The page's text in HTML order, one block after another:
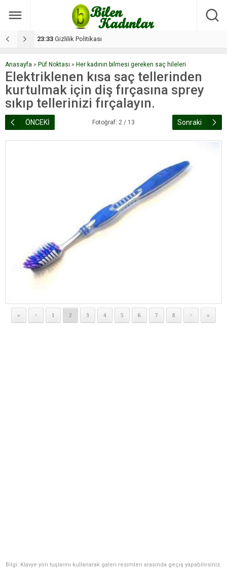
17:08 Dilan, düğününe 5 gün kala hayatını kaybetti
Anasayfa » Püf Noktası » Her kadının bilmesi gereken saç hileleri
Elektriklenen kısa saç tellerinden
kurtulmak için diş fırçasına sprey
sıkıp tellerinizi fırçalayın.
ÖNCEKİ Fotoğraf: 2 / 13 Sonraki
« < 1 2 3 4 5 6 7 8 > »
Bilgi: Klavye yön tuşlarını kullanarak galeri resimleri arasında geçiş yapabilirsiniz.